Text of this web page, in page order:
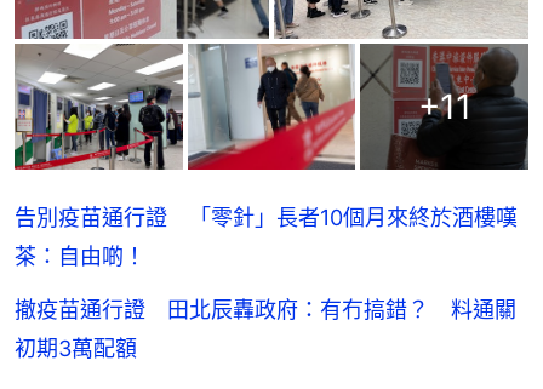
+11
告別疫苗通行證 「零針」長者10個月來終於酒樓嘆
茶：自由啲！
撤疫苗通行證 田北辰轟政府：有冇搞錯？ 料通關
初期3萬配額